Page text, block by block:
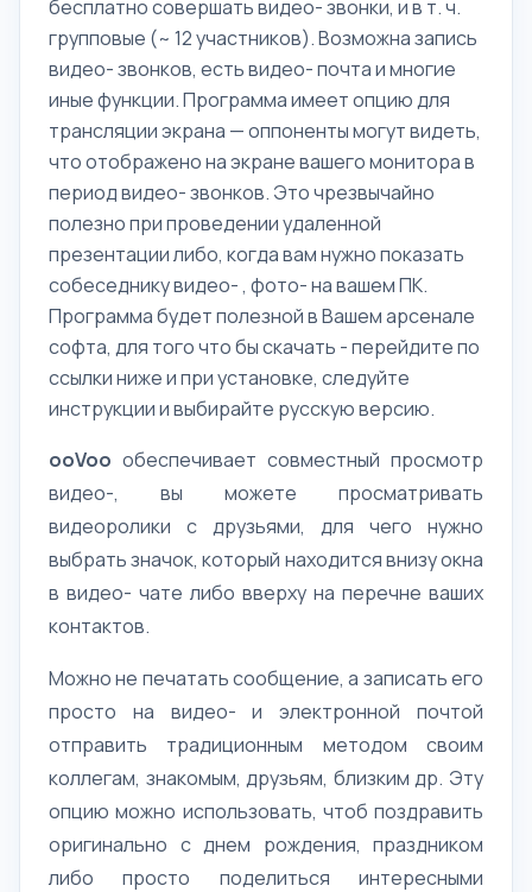
бесплатно совершать видео- звонки, и в т. ч.
групповые (~ 12 участников). Возможна запись
видео- звонков, есть видео- почта и многие
иные функции. Программа имеет опцию для
трансляции экрана — оппоненты могут видеть,
что отображено на экране вашего монитора в
период видео- звонков. Это чрезвычайно
полезно при проведении удаленной
презентации либо, когда вам нужно показать
собеседнику видео- , фото- на вашем ПК.
Программа будет полезной в Вашем арсенале
софта, для того что бы скачать - перейдите по
ссылки ниже и при установке, следуйте
инструкции и выбирайте русскую версию.
ooVoo обеспечивает совместный просмотр
видео-, вы можете просматривать
видеоролики с друзьями, для чего нужно
выбрать значок, который находится внизу окна
в видео- чате либо вверху на перечне ваших
контактов.
Можно не печатать сообщение, а записать его
просто на видео- и электронной почтой
отправить традиционным методом своим
коллегам, знакомым, друзьям, близким др. Эту
опцию можно использовать, чтоб поздравить
оригинально с днем рождения, праздником
либо просто поделиться интересными